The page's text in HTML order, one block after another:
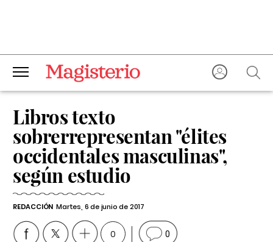
Libros texto
sobrerrepresentan "élites
occidentales masculinas",
según estudio
REDACCIÓN Martes, 6 de junio de 2017
0 0